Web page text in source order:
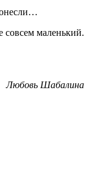
маленький.
Любовь Шабалина